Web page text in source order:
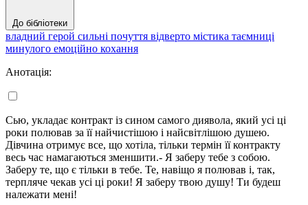
До бібліотеки
владний герой сильні почуття відверто містика таємниці
минулого емоційно кохання
Анотація:
Сью, укладає контракт із сином самого диявола, який усі ці
роки полював за її найчистішою і найсвітлішою душею.
Дівчина отримує все, що хотіла, тільки термін її контракту
весь час намагаються зменшити.- Я заберу тебе з собою.
Заберу те, що є тільки в тебе. Те, навіщо я полював і, так,
терпляче чекав усі ці роки! Я заберу твою душу! Ти будеш
належати мені!